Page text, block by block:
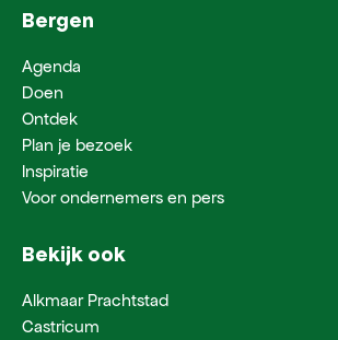
Bergen
Agenda
Doen
Ontdek
Plan je bezoek
Inspiratie
Voor ondernemers en pers
Bekijk ook
Alkmaar Prachtstad
Castricum